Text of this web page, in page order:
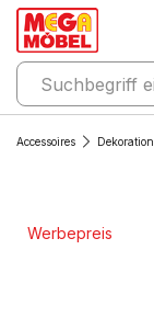
Accessoires Dekoration
Werbepreis